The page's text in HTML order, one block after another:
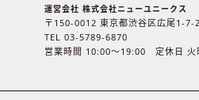
運営会社 株式会社ニューユニークス
〒150-0012 東京都渋谷区広尾1-7-
TEL 03-5789-6870
営業時間 10:00〜19:00 定休日 火